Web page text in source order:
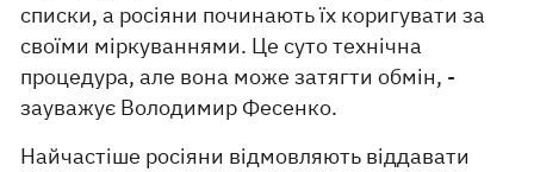
списки, а росіяни починають їх коригувати за
своїми міркуваннями. Це суто технічна
процедура, але вона може затягти обмін, -
зауважує Володимир Фесенко.
Найчастіше росіяни відмовляють віддавати